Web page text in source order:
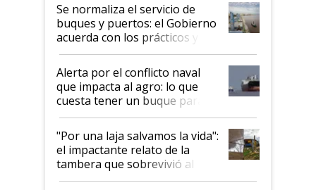
Se normaliza el servicio de
buques y puertos: el Gobierno
acuerda con los prácticos y
suspende el decreto de
desregulación
Alerta por el conflicto naval
que impacta al agro: lo que
cuesta tener un buque parado
y el peligro de que Argentina
pase a ser "país sucio"
"Por una laja salvamos la vida":
el impactante relato de la
tambera que sobrevivió al
tornado